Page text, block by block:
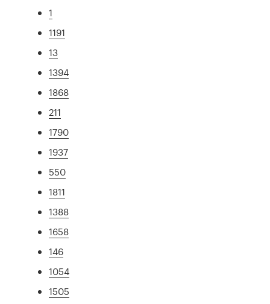
1
1191
13
1394
1868
211
1790
1937
550
1811
1388
1658
146
1054
1505